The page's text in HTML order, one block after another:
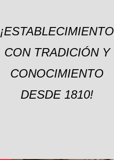
¡ESTABLECIMIENTO
CON TRADICIÓN Y
CONOCIMIENTO
DESDE 1810!